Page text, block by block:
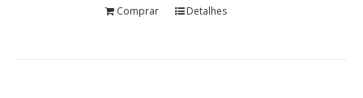
Comprar Detalhes